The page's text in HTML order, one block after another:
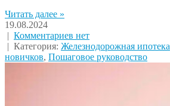
Читать далее »
19.08.2024
| Комментариев нет
| Категория: Железнодорожная ипотека
новичков, Пошаговое руководство